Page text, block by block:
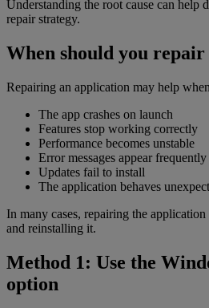
Understanding the root cause can help
repair strategy.
When should you repair
Repairing an application may help
The app crashes on launch
Features stop working correctly
Performance becomes unstable
Error messages appear frequently
Updates fail to install
The application behaves
In many cases, repairing the
and reinstalling it.
Method 1: Use the
option